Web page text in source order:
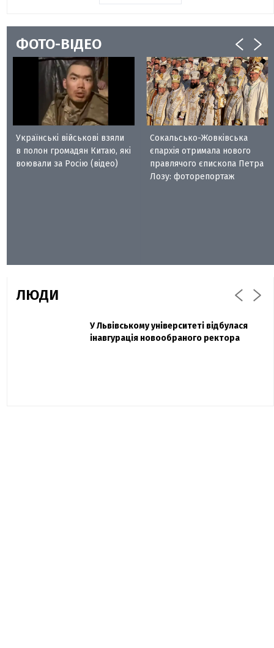
ФОТО-ВІДЕО
Українські військові взяли
в полон громадян Китаю, які
воювали за Росію (відео)
Сокальсько-Жовківська
єпархія отримала нового
правлячого єпископа Петра
Лозу: фоторепортаж
ЛЮДИ
Павло Дак
Захисник "Азовсталі" Діанов вдруге
одружився та показав фото з весілля
У Львівському університеті відбулася
інавгурація новообраного ректора